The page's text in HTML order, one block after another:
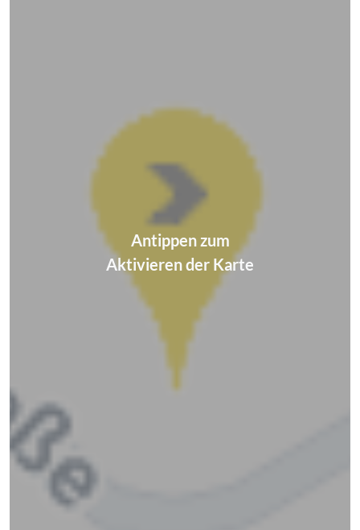
Antippen zum
Aktivieren der Karte